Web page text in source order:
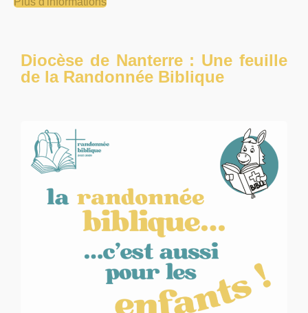
Diocèse de Nanterre : Une feuille
de la Randonnée Biblique